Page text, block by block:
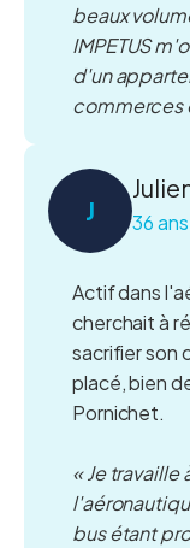
beaux
IMPETUS
d'un
commerces
J 36 ans
Actif dans
cherchait à
sacrifier son
placé, bien
Pornichet.
« Je travaille
bus étant